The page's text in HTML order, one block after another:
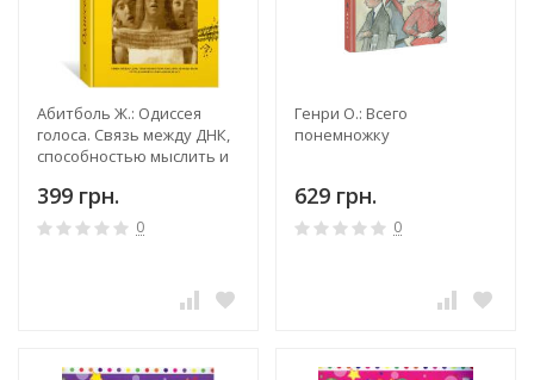
Абитболь Ж.: Одиссея
голоса. Связь между ДНК,
способностью мыслить и
5 миллионов лет
399 грн.
0
Генри О.: Всего
понемножку
629 грн.
0